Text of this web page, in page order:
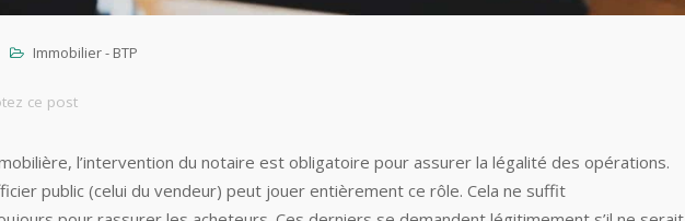
Immobilier - BTP
ce post
l’intervention du notaire est obligatoire pour assurer la légalité des opérations.
public (celui du vendeur) peut jouer entièrement ce rôle. Cela ne suffit